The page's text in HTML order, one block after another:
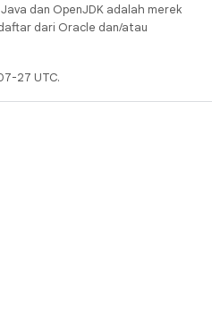
Java dan OpenJDK adalah merek
dari Oracle dan/atau
27 UTC.